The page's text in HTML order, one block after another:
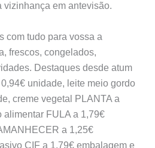
vizinhança em antevisão.
com tudo para vossa a
frescos, congelados,
Destaques desde atum
unidade, leite meio gordo
creme vegetal PLANTA a
alimentar FULA a 1,79€
a 1,25€
CIF a 1,79€ embalagem e